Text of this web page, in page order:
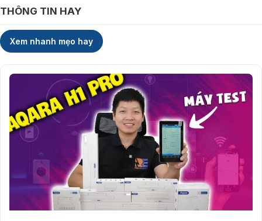
Nhiệt độ màu: 2700K～6000K
THÔNG TIN HAY
Xem nhanh mẹo hay